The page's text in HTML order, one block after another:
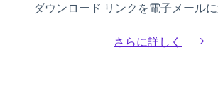
ダウンロード リンクを電子メールに
さらに詳しく